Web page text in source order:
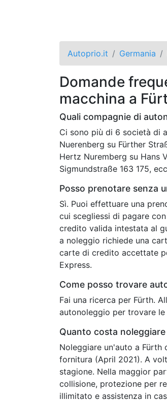
Autoprio.it Germania
Domande
macchina a
Quali compagnie di
Ci sono più di 6 società di
Nuerenberg su Fürther
Hertz Nuremberg su Hans
Sigmundstraße 163 175,
Posso prenotare senza
Sì. Puoi effettuare una
cui scegliessi di pagare
credito valida intestata al
a noleggio richiede una
carte di credito accettate
Express.
Come posso trovare
Fai una ricerca per Fürth.
autonoleggio per trovare
Quanto costa
Noleggiare un'auto a Fürth
fornitura (April 2021). A
stagione. Nella maggior
collisione, protezione per
illimitato e assistenza in